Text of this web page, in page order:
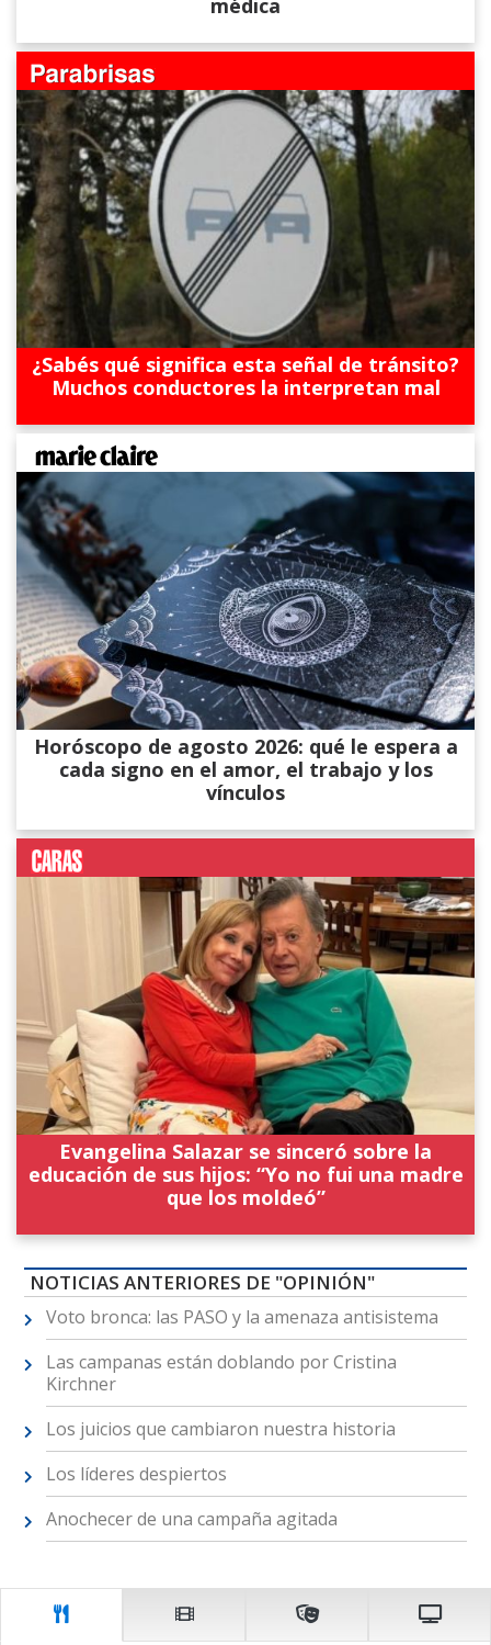
¿Sabés qué significa esta señal de tránsito?
Muchos conductores la interpretan mal
Horóscopo de agosto 2026: qué le espera a
cada signo en el amor, el trabajo y los
vínculos
Evangelina Salazar se sinceró sobre la
educación de sus hijos: “Yo no fui una madre
que los moldeó”
NOTICIAS ANTERIORES DE "OPINIÓN"
Voto bronca: las PASO y la amenaza antisistema
Las campanas están doblando por Cristina
Kirchner
Los juicios que cambiaron nuestra historia
Los líderes despiertos
Anochecer de una campaña agitada